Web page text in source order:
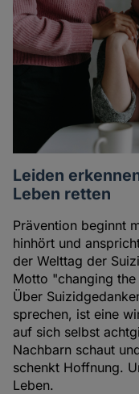
Leiden
Leben retten
Prävention beginnt
hinhört und
der Welttag der
Motto "changing
Über
sprechen, ist eine
auf sich selbst
Nachbarn schaut
schenkt Hoffnung.
Leben.